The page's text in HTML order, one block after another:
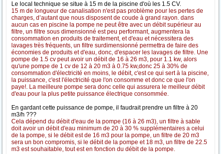
Le local technique se situe à 15 m de la piscine d'où les 1.5 CV.
15 m de longueur de canalisation n'est pas problème pour les pertes de
charges, d’autant que nous disposent de coude à grand rayon. dans
aucun cas en piscine la pompe ne peut être avec un débit supérieur au
filtre, un filtre sous dimensionné est peu performant, augmentera la
consommation en produits de traitement, et d'eau et nécessitera des
lavages très fréquents, un filtre surdimensionné permettra de faire des
économies de produits et d'eau, donc, d'espacer les lavages de filtre. Une
pompe de 1.5 cv peut avoir un débit de 16 à 26 m3, pour 1.1 kw, alors
qu'une pompe de 1 cv de 12 à 20 m3 à 0.75 kw,donc 25 à 30% de
consommation d'électricité en moins, le débit, c'est ce qui sert à la piscine,
la puissance, c'est l'électricité que l'on consomme et donc ce que l'on
paye!. La meilleure pompe sera donc celle qui assurera le meilleur débit
d'eau pour la plus petite puissance électrique consommée.
En gardant cette puissance de pompe, il faudrait prendre un filtre à 20
m3/h ???
Cela dépend du débit d'eau de la pompe (16 à 26 m3), un filtre à sable
doit avoir un débit d'eau minimum de 20 à 30 % supplémentaires a celui
de la pompe, si le débit est de 16 m3 pour la pompe, un filtre de 20 m3
sera un bon compromis, si le débit de la pompe et 18 m3, un filtre de 22.5
m3 est souhaitable, tout est en fonction du débit de la pompe.